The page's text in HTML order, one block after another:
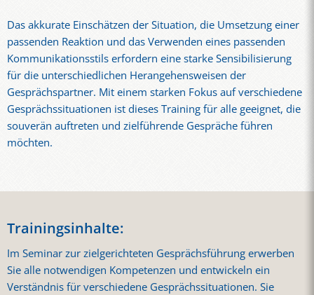
Das akkurate Einschätzen der Situation, die Umsetzung einer
passenden Reaktion und das Verwenden eines passenden
Kommunikationsstils erfordern eine starke Sensibilisierung
für die unterschiedlichen Herangehensweisen der
Gesprächspartner. Mit einem starken Fokus auf verschiedene
Gesprächssituationen ist dieses Training für alle geeignet, die
souverän auftreten und zielführende Gespräche führen
möchten.
Trainingsinhalte:
Im Seminar zur zielgerichteten Gesprächsführung erwerben
Sie alle notwendigen Kompetenzen und entwickeln ein
Verständnis für verschiedene Gesprächssituationen. Sie